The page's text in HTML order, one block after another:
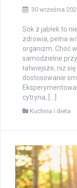
30 września
Sok z jabłek to
zdrowia, pełna
organizm. Choć
samodzielne
łatwiejsze, niż
dostosowanie
cytryna, […]
Kuchnia i dieta